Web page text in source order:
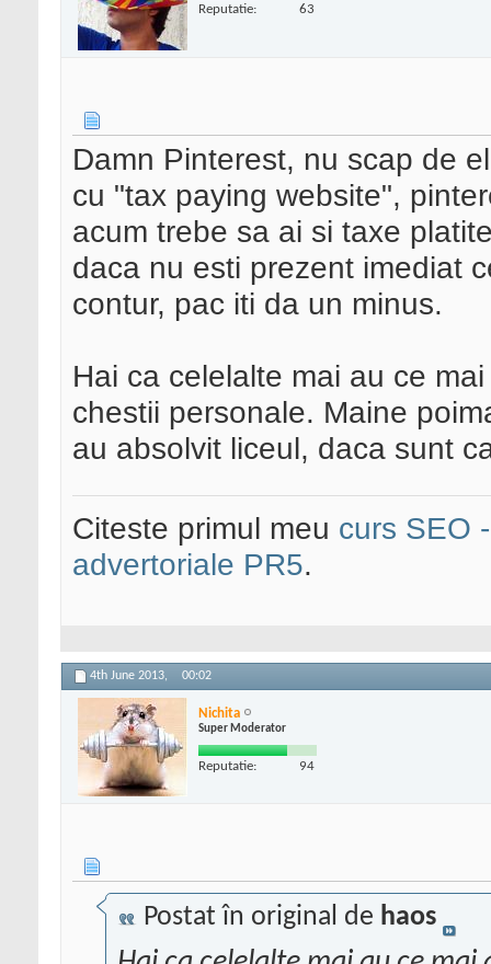
Reputatie: 63
Damn Pinterest, nu scap de
cu "tax paying website",
acum trebe sa ai si taxe
daca nu esti prezent imediat
contur, pac iti da un minus.
Hai ca celelalte mai au ce
chestii personale. Maine
au absolvit liceul, daca sunt
Citeste primul meu curs SEO
advertoriale PR5.
4th June 2013, 00:02
Nichita
Super Moderator
Reputatie: 94
Postat în original de haos